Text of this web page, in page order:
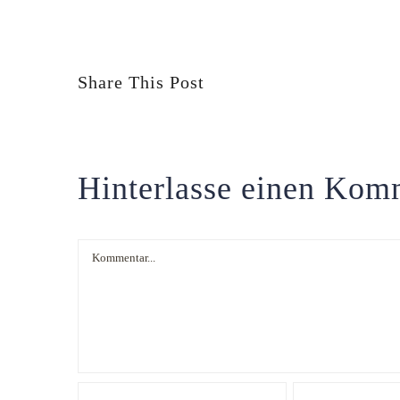
Share This Post
Hinterlasse einen
Kommentar